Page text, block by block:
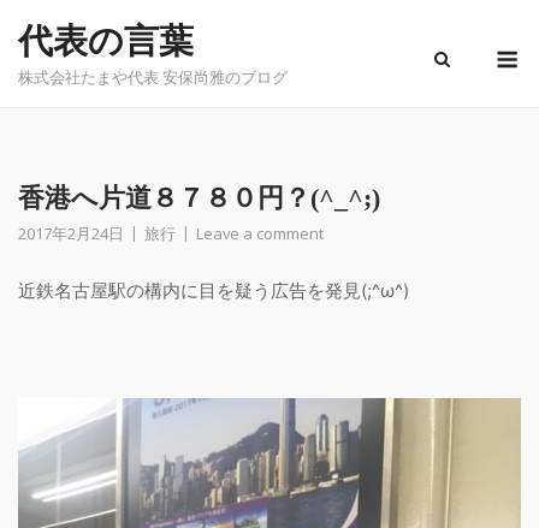
content
代表の言葉
株式会社たまや代表 安保尚雅のブログ
香港へ片道８７８０円？(^_^;)
2017年2月24日 旅行 Leave a comment
近鉄名古屋駅の構内に目を疑う広告を発見(;^ω^)